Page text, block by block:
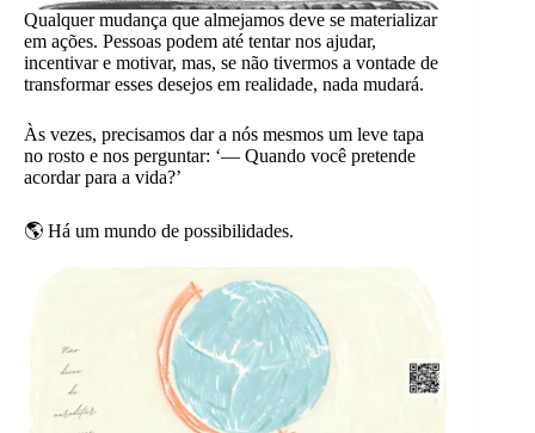
Qualquer mudança que almejamos deve se materializar
em ações. Pessoas podem até tentar nos ajudar,
incentivar e motivar, mas, se não tivermos a vontade de
transformar esses desejos em realidade, nada mudará.
Às vezes, precisamos dar a nós mesmos um leve tapa
no rosto e nos perguntar: ‘— Quando você pretende
acordar para a vida?’
🌎 Há um mundo de possibilidades.